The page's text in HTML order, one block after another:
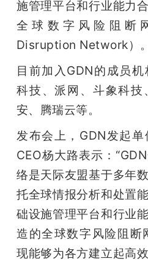
施管理平台和行业能力
全球数字风险阻断
Disruption Network）。
目前加入GDN的成员
科技、派网、斗象科
安、腾瑞云等。
发布会上，GDN发起
CEO杨大路表示：
络是天际友盟基于多年
托全球情报分析和处置
础设施管理平台和行业
造的全球数字风险阻断
现能够为各方建立起高